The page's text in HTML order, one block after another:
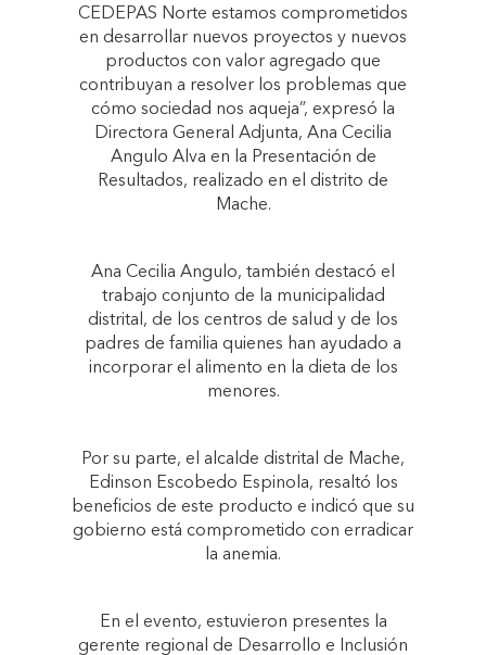
CEDEPAS Norte estamos comprometidos
en desarrollar nuevos proyectos y nuevos
productos con valor agregado que
contribuyan a resolver los problemas que
cómo sociedad nos aqueja”, expresó la
Directora General Adjunta, Ana Cecilia
Angulo Alva en la Presentación de
Resultados, realizado en el distrito de
Mache.
Ana Cecilia Angulo, también destacó el
trabajo conjunto de la municipalidad
distrital, de los centros de salud y de los
padres de familia quienes han ayudado a
incorporar el alimento en la dieta de los
menores.
Por su parte, el alcalde distrital de Mache,
Edinson Escobedo Espinola, resaltó los
beneficios de este producto e indicó que su
gobierno está comprometido con erradicar
la anemia.
En el evento, estuvieron presentes la
gerente regional de Desarrollo e Inclusión